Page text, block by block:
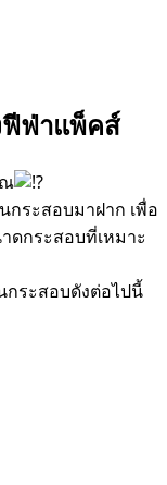
ฟีฟ่าแพ็คส์
ณ
กระสอบมาฝาก เพื่อ
ดกระสอบที่เหมาะ
กระสอบดังต่อไปนี้